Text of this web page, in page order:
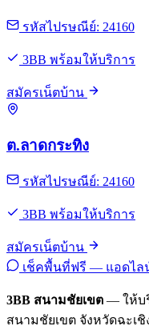
รหัสไปรษณีย์: 24160
3BB พร้อมให้บริการ
สมัครเน็ตบ้าน
ต.ลาดกระทิง
รหัสไปรษณีย์: 24160
3BB พร้อมให้บริการ
สมัครเน็ตบ้าน
เช็คพื้นที่ฟรี — แอดไลน์
3BB สนามชัยเขต — ให้บ
สนามชัยเขต จังหวัดฉะเ